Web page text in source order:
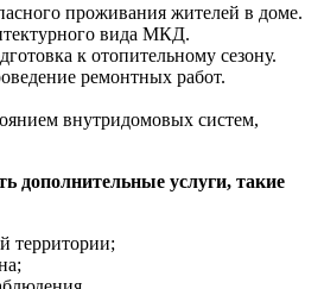
проживания жителей в доме.
вида МКД.
к отопительному сезону.
ремонтных работ.
внутридомовых систем,
дополнительные услуги, такие
территории;